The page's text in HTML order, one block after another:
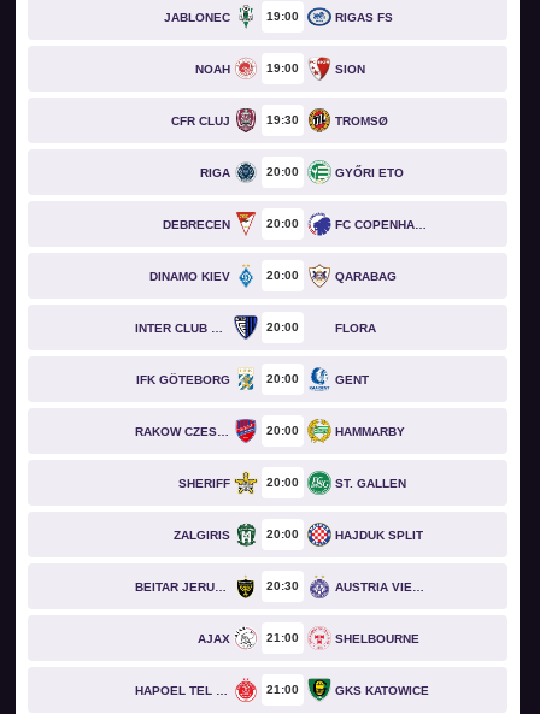
JABLONEC 19 00 RIGAS FS
NOAH 19 00 SION
CFR CLUJ 19 30 TROMSØ
RIGA 20 00 GYŐRI ETO
DEBRECEN 20 00 FC COPENHAGEN
DINAMO KIEV 20 00 QARABAG
20 00 FLORA
IFK GÖTEBORG 20 00 GENT
RAKOW CZESTOCHOWA 20 00 HAMMARBY
SHERIFF 20 00 ST. GALLEN
ZALGIRIS 20 00 HAJDUK SPLIT
BEITAR JERUSALEM 20 30
AJAX 21 00 SHELBOURNE
21 00 GKS KATOWICE